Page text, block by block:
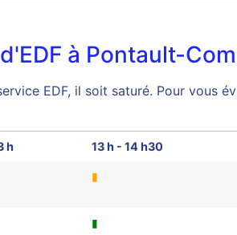
à Pontault-
EDF, il soit saturé. Pour vous
h 13 h - 14 h30
▮
▮